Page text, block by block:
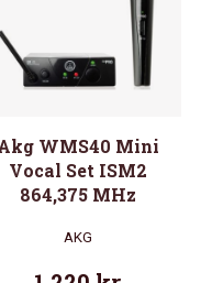
WMS40 Mini
Vocal Set ISM2
864,375 MHz
AKG